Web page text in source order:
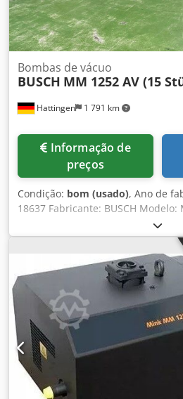
Hattingen 1 791 km
Bombas de vácuo
BUSCH MM 1252 AV (15
preços
Condição: bom (usado), Ano de
18637 Fabricante: BUSCH Modelo:
unidades) Ano de fabricação:
Fabricante | Modelo | Ano |
Mink MM 1252 AV | 2010 | 250
MM 1252 AV | 2010 | 250 m³/h |
1252 AV | 2009 | 250 m³/h | 50
AV | 2010 | 250 m³/h | 50 Hz |
2010 | 250/300 m³/h | 50/60 Hz |
| 2010 | 250 m³/h | 50 Hz | Busch
2010 | 250 m³/h | 50 Hz | Busch
| 250/300 m³/h | 50/60 Hz |
2010 | 250 m³/h | 50 Hz | Busch
| 250/300 m³/h | 50/60 Hz | Busch